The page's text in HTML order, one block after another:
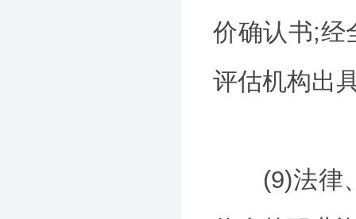
价确认书;经
评估机构出
(9)法律、